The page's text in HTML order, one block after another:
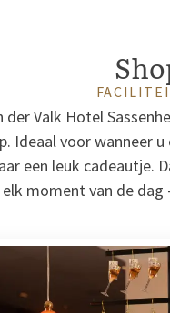
der Valk Hotel
Ideaal voor wanneer
een leuk cadeautje.
moment van de dag